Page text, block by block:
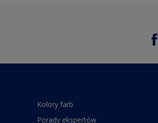
Kolory farb
Porady ekspertów